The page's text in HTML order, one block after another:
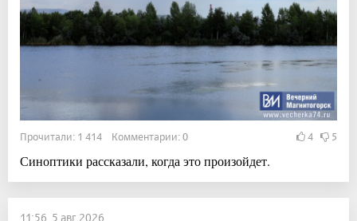
Прочитали: 1 414 Комментарии: 0 4 5
Синоптики рассказали, когда это произойдет.
11:56, 5 авг 2026